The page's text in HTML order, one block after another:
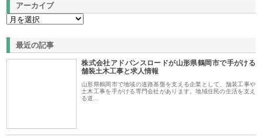
アーカイブ
最近の記事
株式会社アドバンスロードが山形県鶴岡市で手がける
舗装土木工事と求人情報
山形県鶴岡市で地域の道路基盤を支える企業として、舗装工事や
土木工事を手がける専門会社があります。地域住民の生活を支え
る道…